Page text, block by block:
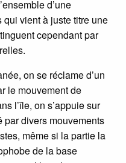
d’une
vient à juste titre une
cependant par
on se réclame d’un
le mouvement de
l’île, on s’appuie sur
divers mouvements
même si la partie la
de la base